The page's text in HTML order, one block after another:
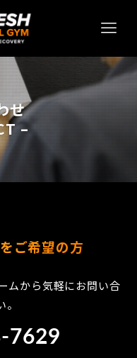
せ
–
ご希望の方
ムから気軽にお問い合
7629